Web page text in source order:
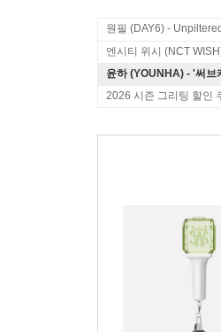
원필 (DAY6) - Unpiltered
윤하 (YOUNHA) - '써브
2026 시즌 그리팅 할인